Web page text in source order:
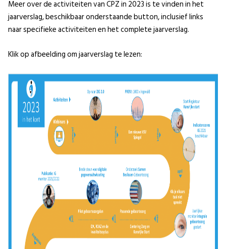
Meer over de activiteiten van CPZ in 2023 is te vinden in het
jaarverslag, beschikbaar onderstaande button, inclusief links
naar specifieke activiteiten en het complete jaarverslag.
Klik op afbeelding om jaarverslag te lezen: